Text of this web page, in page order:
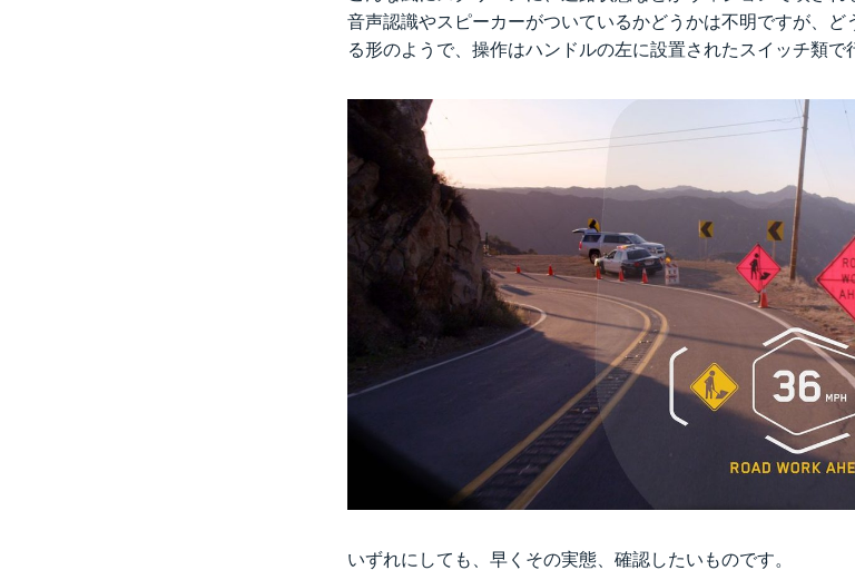
音声認識やスピーカーがついているかどうかは不明ですが、
る形のようで、操作はハンドルの左に設置されたスイッチ類で
いずれにしても、早くその実態、確認したいものです。